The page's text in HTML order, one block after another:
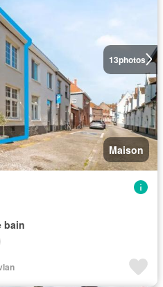
13photos
Maison
bain